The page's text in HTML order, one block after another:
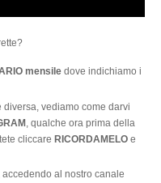
mensile dove indichiamo i
vediamo come darvi
, qualche ora prima della
cliccareRICORDAMELO e
accedendo al nostro canale